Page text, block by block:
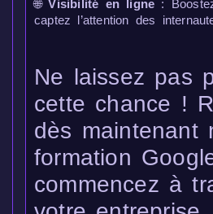
🌐Visibilité en ligne :
captez l’attention des
Ne laissez pas
cette chance !
dès maintenant
formation
commencez à